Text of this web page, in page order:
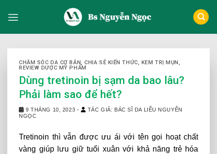
CHĂM SÓC DA CƠ BẢN,CHIA SẺ KIẾN THỨC, KEM TRỊ MỤN,
REVIEW DƯỢC MỸ PHẨM
Dùng tretinoin bị sạm da bao lâu?
Phải làm sao để hết?
9 THÁNG 10, 2023 -
TÁC GIẢ: BÁC SĨ DA LIỄU NGUYỄN
NGỌC
Tretinoin thì vẫn được ưu ái với tên gọi hoạt chất
vàng giúp lưu giữ tuổi xuân với khả năng trẻ hóa